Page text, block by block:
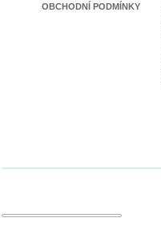
OBCHODNÍ PODMÍNKY